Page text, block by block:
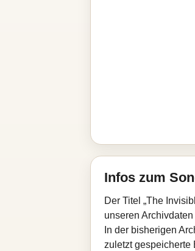
Infos zum
Der Titel „The
unseren
In der bisherigen
zuletzt gespeicherte